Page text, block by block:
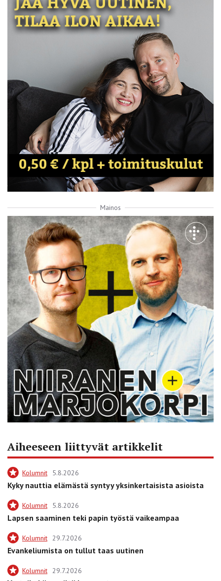
Mainos
Aiheeseen liittyvät artikkelit
Kolumnit 5.8.2026
Kyky nauttia elämästä syntyy yksinkertaisista asioista
Kolumnit 5.8.2026
Lapsen saaminen teki papin työstä vaikeampaa
Kolumnit 29.7.2026
Evankeliumista on tullut taas uutinen
Kolumnit 29.7.2026